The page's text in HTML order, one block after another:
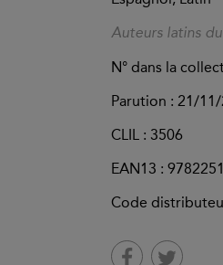
Auteurs latins
N° dans la
Parution : 21/11/
CLIL : 3506
EAN13 :
Code